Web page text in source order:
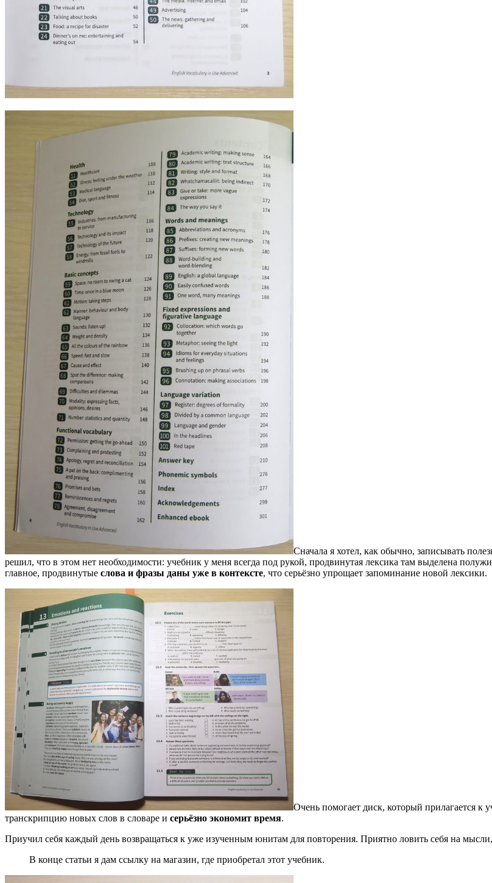
Сначала я хотел, как обычно, записывать
решил, что в этом нет необходимости: учебник у меня всегда под рукой, продвинутая лексика там выделена
главное, продвинутые слова и фразы даны уже в контексте, что серьёзно упрощает запоминание новой лексики.
Очень помогает диск, который прилагается к
транскрипцию новых слов в словаре и серьёзно экономит время.
Приучил себя каждый день возвращаться к уже изученным юнитам для повторения. Приятно ловить себя на
В конце статьи я дам ссылку на магазин, где приобретал этот учебник.